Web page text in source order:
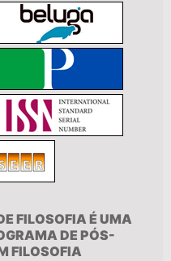
FILOSOFIA É UMA
DE PÓS-
FILOSOFIA